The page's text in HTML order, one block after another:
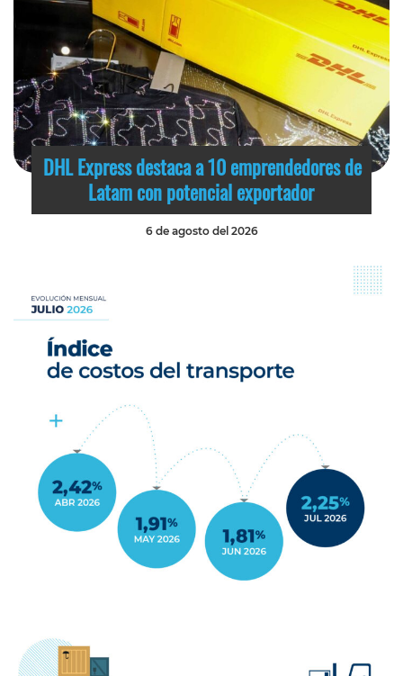
DHL Express destaca a 10 emprendedores de
Latam con potencial exportador
6 de agosto del 2026